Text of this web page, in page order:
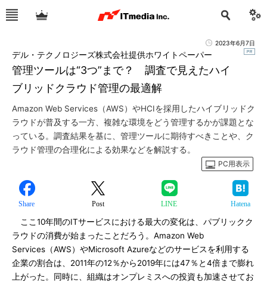
2023年6月7日
管理ツールは“3つ”まで？ 調査で見えたハイ
ブリッドクラウド管理の最適解
デル・テクノロジーズ株式会社提供ホワイトペーパー
Amazon Web Services（AWS）やHCIを採用したハイブリッドク
ラウドが普及する一方、複雑な環境をどう管理するかが課題とな
っている。調査結果を基に、管理ツールに期待すべきことや、ク
ラウド管理の合理化による効果などを解説する。
PC用表示
Share Post LINE Hatena
ここ10年間のITサービスにおける最大の変化は、パブリックク
ラウドの消費が始まったことだろう。Amazon Web
Services（AWS）やMicrosoft Azureなどのサービスを利用する
企業の割合は、2011年の12％から2019年には47％と4倍まで膨れ
上がった。同時に、組織はオンプレミスへの投資も加速させてお